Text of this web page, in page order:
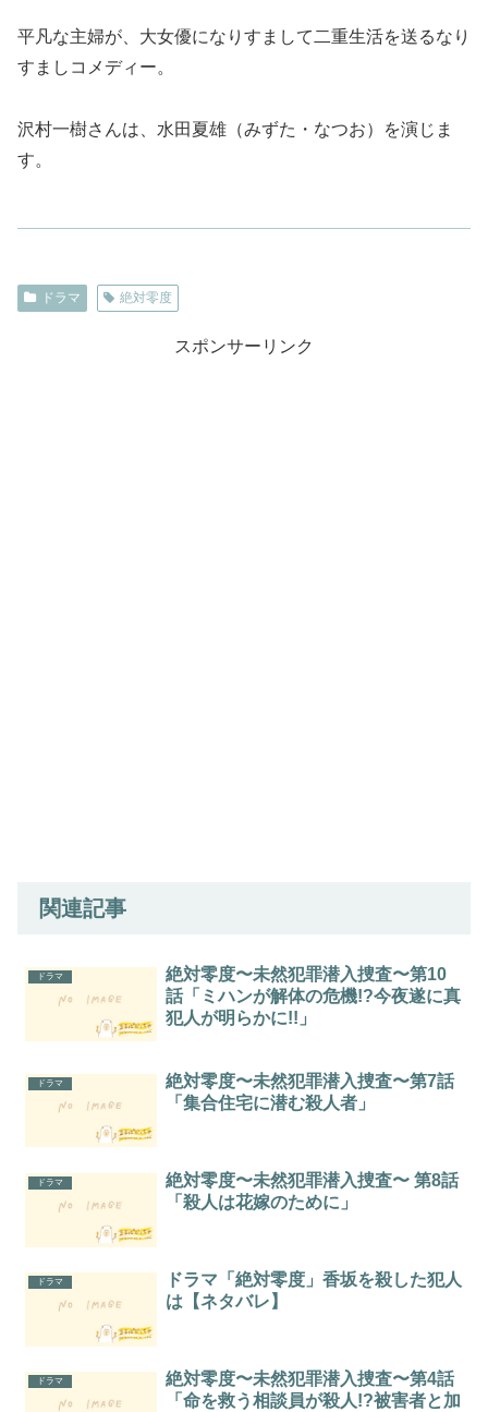
平凡な主婦が、大女優になりすまして二重生活を送るなり
すましコメディー。
沢村一樹さんは、水田夏雄（みずた・なつお）を演じま
す。
ドラマ 絶対零度
スポンサーリンク
関連記事
ドラマ
絶対零度〜未然犯罪潜入捜査〜第10
話「ミハンが解体の危機!?今夜遂に真
犯人が明らかに!!」
ドラマ
絶対零度〜未然犯罪潜入捜査〜第7話
「集合住宅に潜む殺人者」
ドラマ
絶対零度〜未然犯罪潜入捜査〜 第8話
「殺人は花嫁のために」
ドラマ
ドラマ「絶対零度」香坂を殺した犯人
は【ネタバレ】
ドラマ
絶対零度〜未然犯罪潜入捜査〜第4話
「命を救う相談員が殺人!?被害者と加